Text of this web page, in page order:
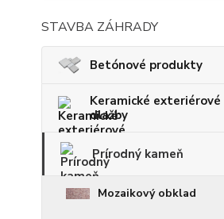
STAVBA ZÁHRADY
Betónové produkty
Keramické exteriérové
dlažby
Prírodný kameň
Mozaikový obklad